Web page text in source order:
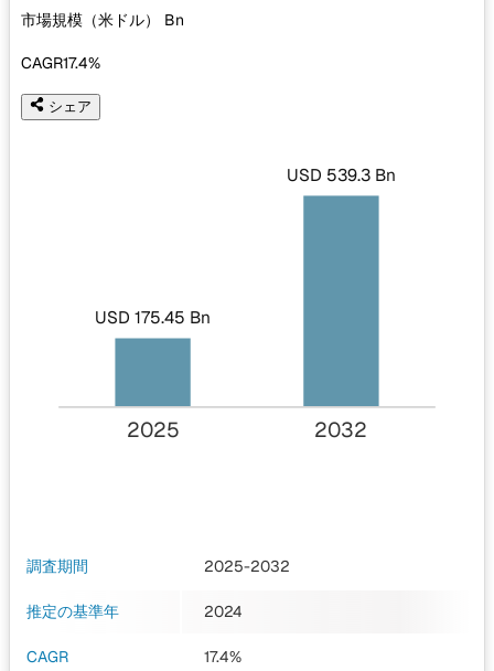
市場規模（米ドル） Bn
CAGR17.4%
シェア
USD 175.45 Bn
USD 539.3 Bn
2025 2032
調査期間 2025-2032
推定の基準年 2024
CAGR 17.4%